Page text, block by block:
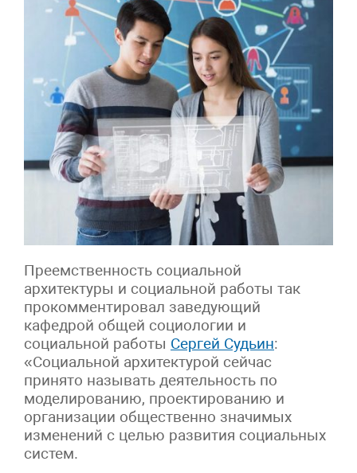
Преемственность социальной
архитектуры и социальной работы так
прокомментировал заведующий
кафедрой общей социологии и
социальной работы Сергей Судьин:
«Социальной архитектурой сейчас
принято называть деятельность по
моделированию, проектированию и
организации общественно значимых
изменений с целью развития социальных
систем.